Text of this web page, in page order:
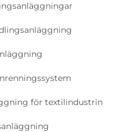
för textilindustrin